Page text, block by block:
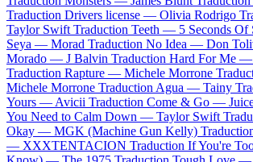
Traduction Drivers license — Olivia Rodrigo
Taylor Swift Traduction Teeth — 5 Seconds Of
Seya — Morad Traduction No Idea — Don
Morado — J Balvin Traduction Hard For Me —
Traduction Rapture — Michele Morrone
Michele Morrone Traduction Agua — Tainy
Yours — Avicii Traduction Come & Go —
You Need to Calm Down — Taylor Swift
Okay — MGK (Machine Gun Kelly)
— XXXTENTACION Traduction If You're